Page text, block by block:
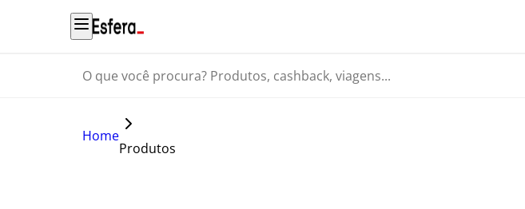
O que você procura? Produtos, cashback, viagens...
Home
Produtos